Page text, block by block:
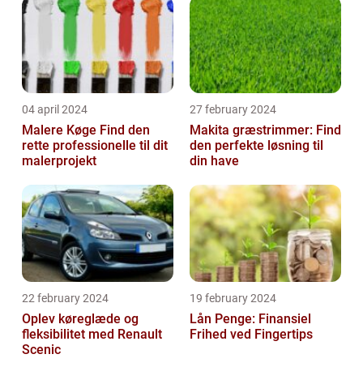
04 april 2024
Malere Køge Find den
rette professionelle til dit
malerprojekt
27 february 2024
Makita græstrimmer: Find
den perfekte løsning til
din have
22 february 2024
Oplev køreglæde og
fleksibilitet med Renault
Scenic
19 february 2024
Lån Penge: Finansiel
Frihed ved Fingertips